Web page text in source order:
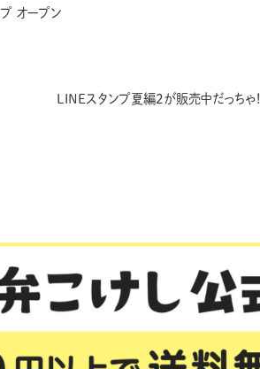
オープン
LINEスタンプ夏編2が販売中だっちゃ！